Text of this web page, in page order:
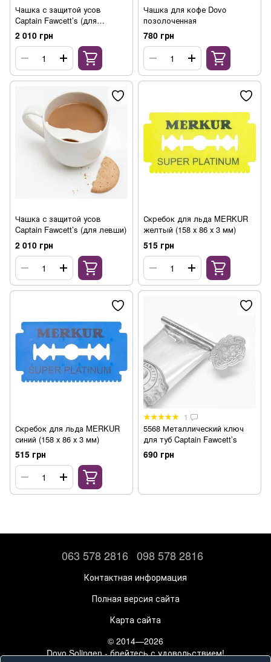
Чашка с защитой усов
Captain Fawcett’s (для
правши)
2 010 грн
Чашка для кофе Dovo
позолоченная
780 грн
Чашка с защитой усов
Captain Fawcett’s (для левши)
2 010 грн
Скребок для льда MERKUR
желтый (158 х 86 х 3 мм)
515 грн
Скребок для льда MERKUR
синий (158 х 86 х 3 мм)
515 грн
1
5568 Металлический ключ
для туб Captain Fawcett’s
690 грн
063 578 2816 098 578 2816
Контактная информация
Полная версия сайта
Карта сайта
© 2014—2026
Dovo Solingen - брейтесь с удовольствием!